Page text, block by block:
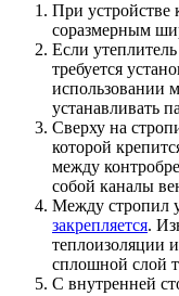
При устройстве
соразмерным
Если
требуется
использовании
устанавливать
Сверху на
которой
между
собой каналы
Между стропил
закрепляется.
теплоизоляции
сплошной слой
С внутренней